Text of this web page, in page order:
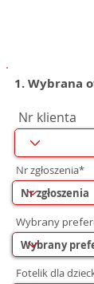
1. Wybrana
Nr klienta
Nr zgłoszenia*
Wybrany
Fotelik dla